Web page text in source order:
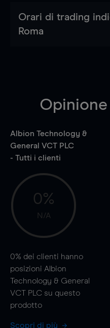
Orari di trading
Roma
Albion Technology &
General VCT PLC
- Tutti i clienti
0%
N/A
0% dei clienti hanno
posizioni Albion
Technology & General
VCT PLC su questo
prodotto
Scopri di più